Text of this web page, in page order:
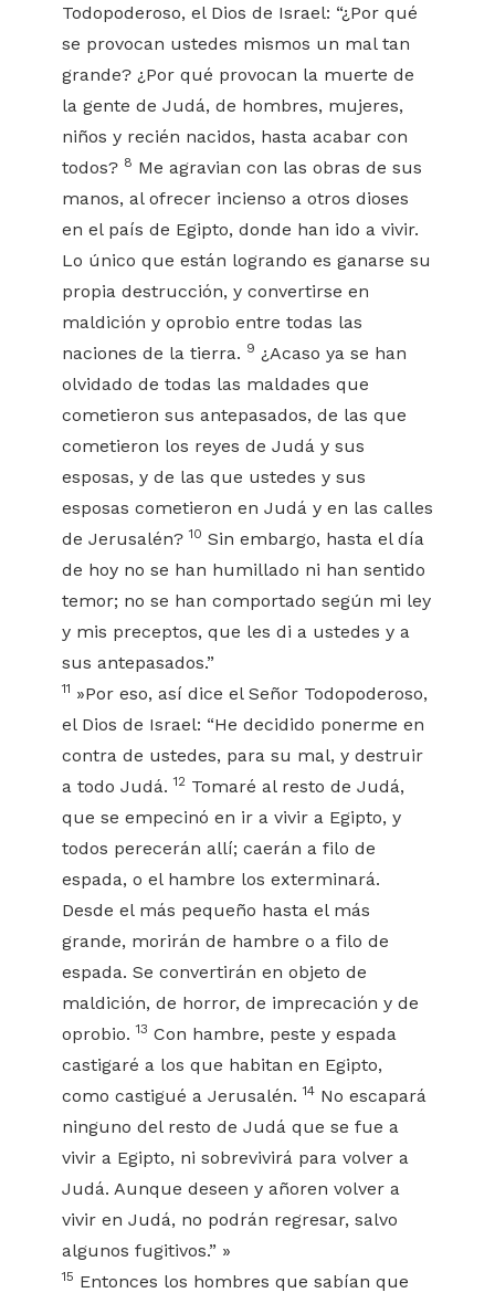
Todopoderoso, el Dios de Israel: “¿Por qué
se provocan ustedes mismos un mal tan
grande? ¿Por qué provocan la muerte de
la gente de Judá, de hombres, mujeres,
niños y recién nacidos, hasta acabar con
todos? 8 Me agravian con las obras de sus
manos, al ofrecer incienso a otros dioses
en el país de Egipto, donde han ido a vivir.
Lo único que están logrando es ganarse su
propia destrucción, y convertirse en
maldición y oprobio entre todas las
naciones de la tierra. 9 ¿Acaso ya se han
olvidado de todas las maldades que
cometieron sus antepasados, de las que
cometieron los reyes de Judá y sus
esposas, y de las que ustedes y sus
esposas cometieron en Judá y en las calles
de Jerusalén?10 Sin embargo, hasta el día
de hoy no se han humillado ni han sentido
temor; no se han comportado según mi ley
y mis preceptos, que les di a ustedes y a
sus antepasados.”
11 »Por eso, así dice el Señor Todopoderoso,
el Dios de Israel: “He decidido ponerme en
contra de ustedes, para su mal, y destruir
a todo Judá.12 Tomaré al resto de Judá,
que se empecinó en ir a vivir a Egipto, y
todos perecerán allí; caerán a filo de
espada, o el hambre los exterminará.
Desde el más pequeño hasta el más
grande, morirán de hambre o a filo de
espada. Se convertirán en objeto de
maldición, de horror, de imprecación y de
oprobio.13 Con hambre, peste y espada
castigaré a los que habitan en Egipto,
como castigué a Jerusalén.14 No escapará
ninguno del resto de Judá que se fue a
vivir a Egipto, ni sobrevivirá para volver a
Judá. Aunque deseen y añoren volver a
vivir en Judá, no podrán regresar, salvo
algunos fugitivos.” »
15 Entonces los hombres que sabían que